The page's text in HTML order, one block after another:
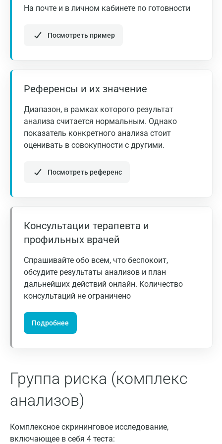
На почте и в личном кабинете по готовности
Посмотреть пример
Референсы и их значение
Диапазон, в рамках которого результат
анализа считается нормальным. Однако
показатель конкретного анализа стоит
оценивать в совокупности с другими.
Посмотреть референс
Консультации терапевта и
профильных врачей
Спрашивайте обо всем, что беспокоит,
обсудите результаты анализов и план
дальнейших действий онлайн. Количество
консультаций не ограничено
Подробнее
Группа риска (комплекс
анализов)
Комплексное скрининговое исследование,
включающее в себя 4 теста:
Гатчина
Дзержинский
Долгопрудный
Домодедово
Иваново
Ивантеевка
Ижевск
Истра
Йошкар-Ола
Калининград
Кемерово
Королев